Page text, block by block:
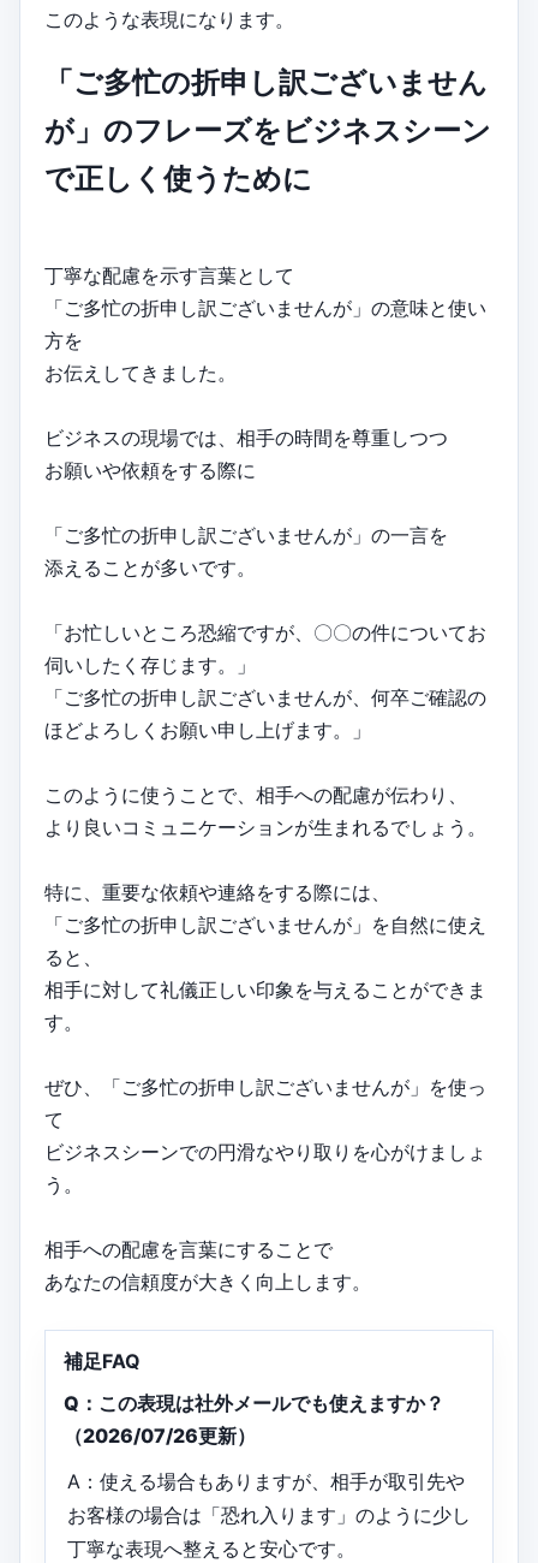
このような表現になります。
「ご多忙の折申し訳ございません
が」のフレーズをビジネスシーン
で正しく使うために
丁寧な配慮を示す言葉として
「ご多忙の折申し訳ございませんが」の意味と使い
方を
お伝えしてきました。
ビジネスの現場では、相手の時間を尊重しつつ
お願いや依頼をする際に
「ご多忙の折申し訳ございませんが」の一言を
添えることが多いです。
「お忙しいところ恐縮ですが、〇〇の件についてお
伺いしたく存じます。」
「ご多忙の折申し訳ございませんが、何卒ご確認の
ほどよろしくお願い申し上げます。」
このように使うことで、相手への配慮が伝わり、
より良いコミュニケーションが生まれるでしょう。
特に、重要な依頼や連絡をする際には、
「ご多忙の折申し訳ございませんが」を自然に使え
ると、
相手に対して礼儀正しい印象を与えることができま
す。
ぜひ、「ご多忙の折申し訳ございませんが」を使っ
て
ビジネスシーンでの円滑なやり取りを心がけましょ
う。
相手への配慮を言葉にすることで
あなたの信頼度が大きく向上します。
補足FAQ
Q：この表現は社外メールでも使えますか？
（2026/07/26更新）
A：使える場合もありますが、相手が取引先や
お客様の場合は「恐れ入ります」のように少し
丁寧な表現へ整えると安心です。